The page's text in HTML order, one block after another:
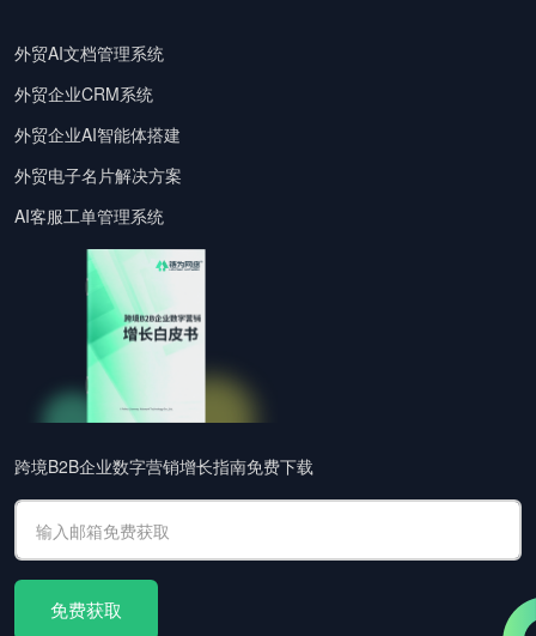
外贸AI文档管理系统
外贸企业CRM系统
外贸企业AI智能体搭建
外贸电子名片解决方案
AI客服工单管理系统
跨境B2B企业数字营销增长指南免费下载